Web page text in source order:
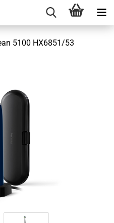
5100 HX6851/53